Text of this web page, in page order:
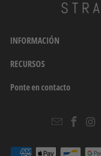
INFORMACIÓN
RECURSOS
Ponte en contacto
Email